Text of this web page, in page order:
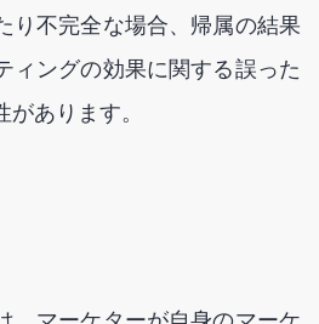
り不完全な場合、帰属の結果
ィングの効果に関する誤った
あります。